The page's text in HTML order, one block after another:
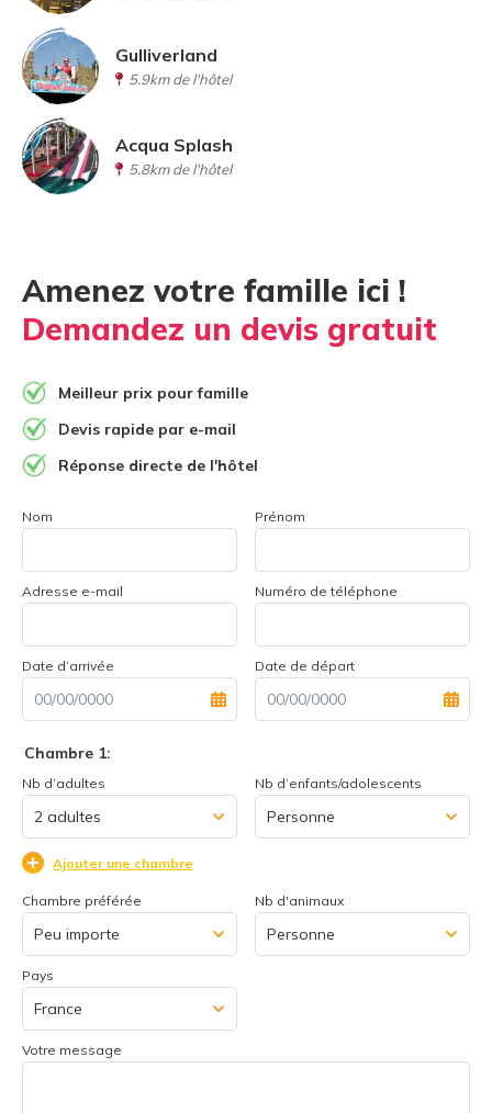
Gulliverland
5.9km de l'hôtel
Acqua Splash
5.8km de l'hôtel
Amenez votre famille ici !
Demandez un devis gratuit
Meilleur prix pour famille
Devis rapide par e-mail
Réponse directe de l'hôtel
Nom Prénom
Adresse e-mail Numéro de téléphone
Date d’arrivée Date de départ
Chambre 1:
Nb d’adultes Nb d’enfants/adolescents
Ajouter une chambre
Chambre préférée Nb d'animaux
Pays
Votre message